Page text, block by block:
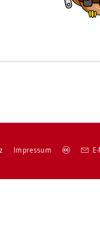
Im­pres­sum
Co­